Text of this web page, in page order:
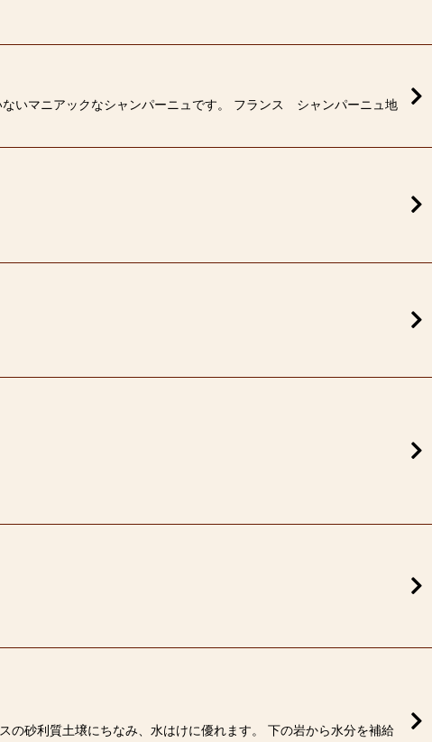
いマニアックなシャンパーニュです。 フランス シャンパーニュ地
砂利質土壌にちなみ、水はけに優れます。 下の岩から水分を補給